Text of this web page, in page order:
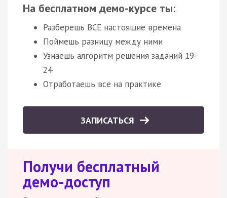
На бесплатном демо-курсе ты:
Разберешь ВСЕ настоящие времена
Поймешь разницу между ними
Узнаешь алгоритм решения заданий 19-
24
Отработаешь все на практике
ЗАПИСАТЬСЯ
Получи бесплатный
демо-доступ